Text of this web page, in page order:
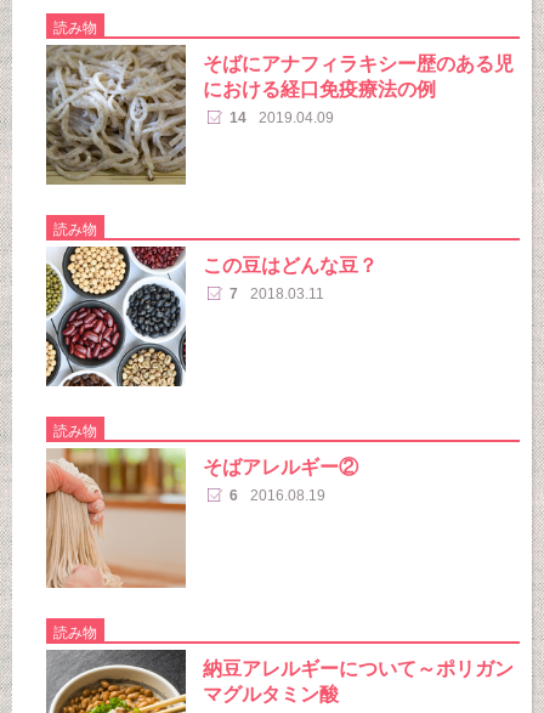
読み物
そばにアナフィラキシー歴のある児
における経口免疫療法の例
14 2019.04.09
読み物
この豆はどんな豆？
7 2018.03.11
読み物
そばアレルギー②
6 2016.08.19
読み物
納豆アレルギーについて～ポリガン
マグルタミン酸